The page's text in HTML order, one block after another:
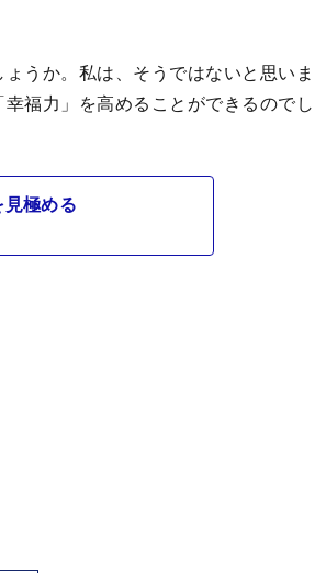
うか。私は、そうではないと思いま
福力」を高めることができるのでし
極める